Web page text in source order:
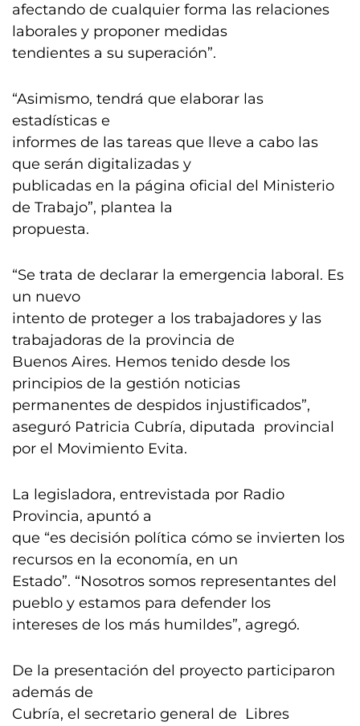
afectando de cualquier forma las relaciones
laborales y proponer medidas
tendientes a su superación”.
“Asimismo, tendrá que elaborar las
estadísticas e
informes de las tareas que lleve a cabo las
que serán digitalizadas y
publicadas en la página oficial del Ministerio
de Trabajo”, plantea la
propuesta.
“Se trata de declarar la emergencia laboral. Es
un nuevo
intento de proteger a los trabajadores y las
trabajadoras de la provincia de
Buenos Aires. Hemos tenido desde los
principios de la gestión noticias
permanentes de despidos injustificados”,
aseguró Patricia Cubría, diputada provincial
por el Movimiento Evita.
La legisladora, entrevistada por Radio
Provincia, apuntó a
que “es decisión política cómo se invierten los
recursos en la economía, en un
Estado”. “Nosotros somos representantes del
pueblo y estamos para defender los
intereses de los más humildes”, agregó.
De la presentación del proyecto participaron
además de
Cubría, el secretario general de Libres